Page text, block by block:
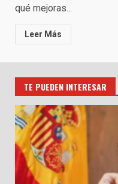
qué mejoras...
Leer Más
TE PUEDEN INTERESAR